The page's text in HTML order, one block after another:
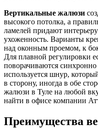
Вертикальные жалюзи
высокого потолка, а
ламелей придают
ухоженность. Варианты
над оконным проемом, к
Для плавной регулировки
поворачиваются
используется шнур,
в сторону, иногда в обе
жалюзи в Туле на любой
найти в офисе компании
Преимущества